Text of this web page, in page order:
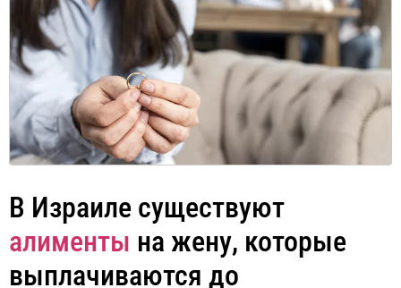
В Израиле существуют
алименты на жену, которые
выплачиваются до